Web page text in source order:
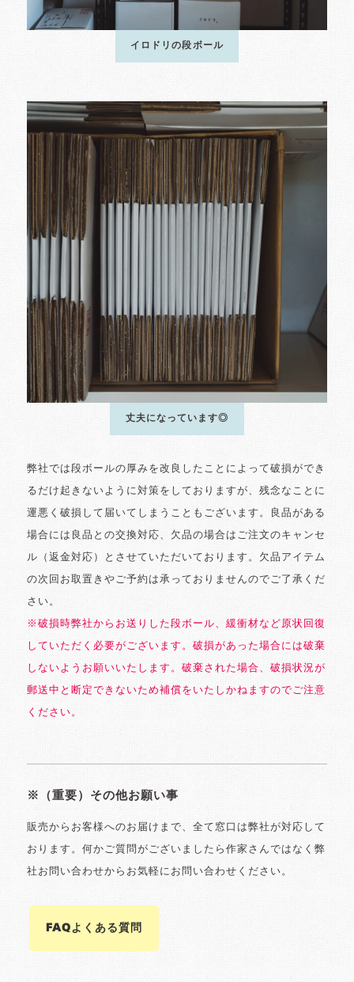
イロドリの段ボール
丈夫になっています◎
弊社では段ボールの厚みを改良したことによって破損ができ
るだけ起きないように対策をしておりますが、残念なことに
運悪く破損して届いてしまうこともございます。良品がある
場合には良品との交換対応、欠品の場合はご注文のキャンセ
ル（返金対応）とさせていただいております。欠品アイテム
の次回お取置きやご予約は承っておりませんのでご了承くだ
さい。
※破損時弊社からお送りした段ボール、緩衝材など原状回復
していただく必要がございます。破損があった場合には破棄
しないようお願いいたします。破棄された場合、破損状況が
郵送中と断定できないため補償をいたしかねますのでご注意
ください。
※（重要）その他お願い事
販売からお客様へのお届けまで、全て窓口は弊社が対応して
おります。何かご質問がございましたら作家さんではなく弊
社お問い合わせからお気軽にお問い合わせください。
FAQよくある質問